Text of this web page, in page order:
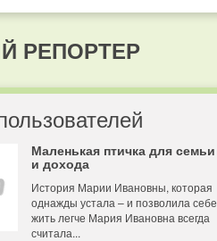
РЕПОРТЕР
Маленькая птичка для семьи
и дохода
История Марии Ивановны, которая
однажды устала – и позволила себе
жить легче Мария Ивановна всегда
считала...